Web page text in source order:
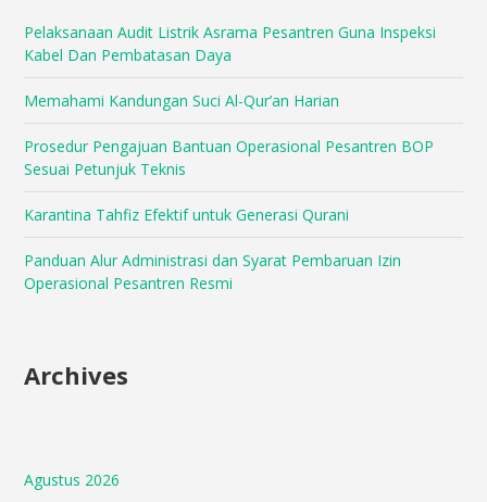
Pelaksanaan Audit Listrik Asrama Pesantren Guna Inspeksi
Kabel Dan Pembatasan Daya
Memahami Kandungan Suci Al-Qur’an Harian
Prosedur Pengajuan Bantuan Operasional Pesantren BOP
Sesuai Petunjuk Teknis
Karantina Tahfiz Efektif untuk Generasi Qurani
Panduan Alur Administrasi dan Syarat Pembaruan Izin
Operasional Pesantren Resmi
Archives
Agustus 2026